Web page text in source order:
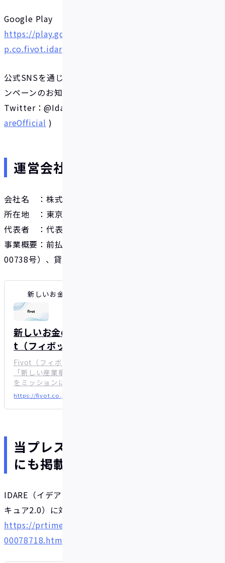
Google Play
https://play.google.com/store/apps/details?id=j
p.co.fivot.idare
公式SNSを通じて開発情報やリリースについて、キャ
ンペーンのお知らせなどを発信しています。
Twitter：@IdareOfficial (
areOfficial )
運営会社について
会社名 ：株式会社Fivot
所在地 ：東京都港区西麻布１丁目３番１８号
代表者 ：代表取締役 安部 匠悟
事業概要：‎前払式支払手段発行業（関東財務局長第
00738号）、貸金業（東京都(1)第31827号）
新しいお金の流れをつくる｜株式会社Fivot（フィボット）
新しいお金の流れをつくる｜株式会社Fivo
t（フィボット）
https://fivot.co.jp
Fivot（フィボット）は、チャレンジャーバンクとして
「新しい産業構造に、新しいお金の流れを作る」こと
をミッションに金融サービスを提供しています。
当プレスリリースはPR TIMES
にも掲載されています。
IDARE（イデア）カード、本人認証サービス（3Dセ
キュア2.0）に対応
https://prtimes.jp/main/html/rd/p/000000007.0
00078718.html